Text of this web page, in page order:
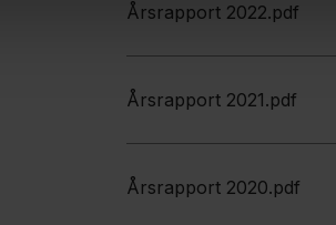
Årsrapport 2022.pdf
Årsrapport 2021.pdf
Årsrapport 2020.pdf